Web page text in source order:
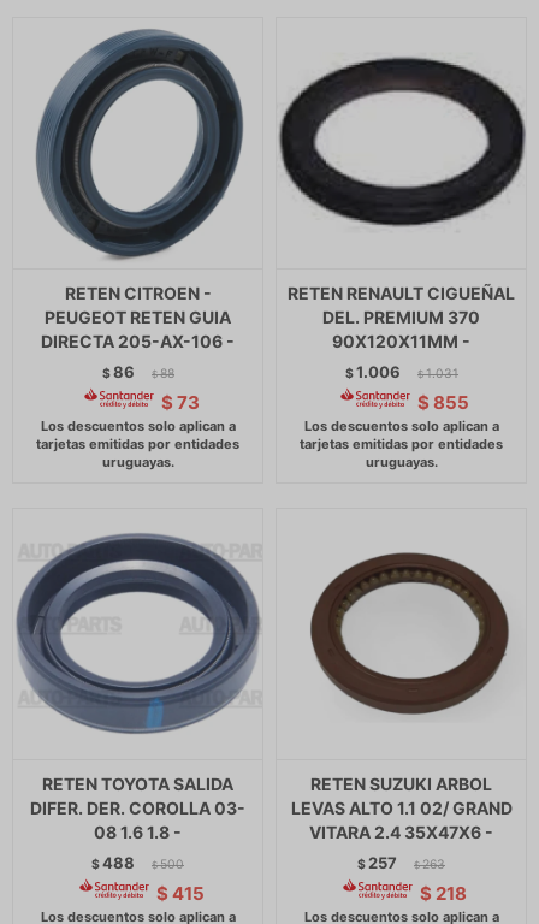
RETEN CITROEN -
PEUGEOT RETEN GUIA
DIRECTA 205-AX-106 -
$86 $ 88
$ 73
RETEN RENAULT CIGUEÑAL
DEL. PREMIUM 370
90X120X11MM -
$1.006 $ 1.031
$ 855
RETEN TOYOTA SALIDA
DIFER. DER. COROLLA 03-
08 1.6 1.8 -
$488 $ 500
$ 415
RETEN SUZUKI ARBOL
LEVAS ALTO 1.1 02/ GRAND
VITARA 2.4 35X47X6 -
$ 257 $ 263
$ 218